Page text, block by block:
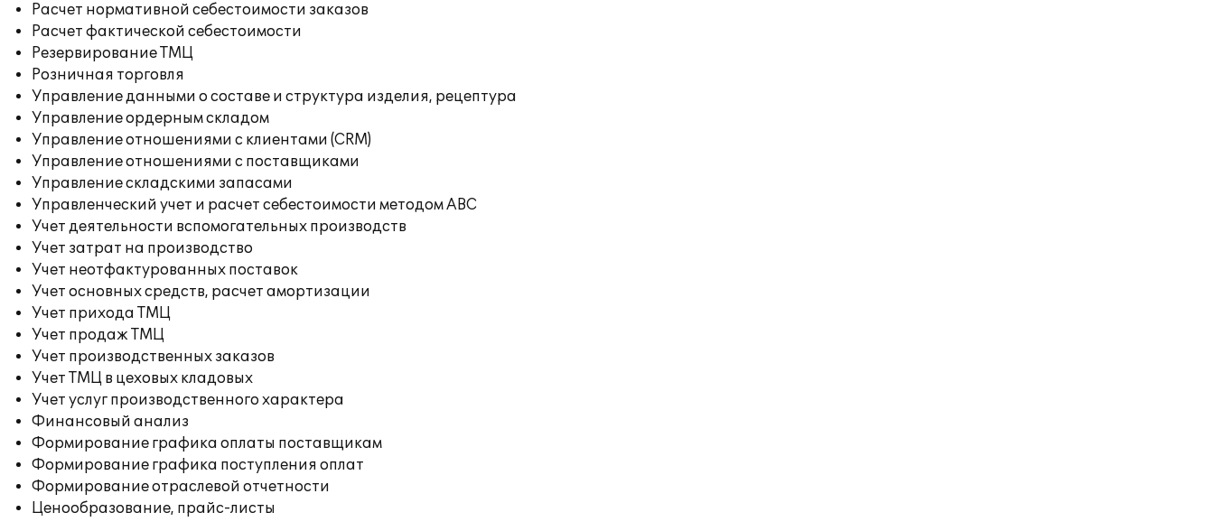
Расчет нормативной себестоимости заказов
Расчет фактической себестоимости
Резервирование ТМЦ
Розничная торговля
Управление данными о составе и структура изделия, рецептура
Управление ордерным складом
Управление отношениями с клиентами (CRM)
Управление отношениями с поставщиками
Управление складскими запасами
Управленческий учет и расчет себестоимости методом ABC
Учет деятельности вспомогательных производств
Учет затрат на производство
Учет неотфактурованных поставок
Учет основных средств, расчет амортизации
Учет прихода ТМЦ
Учет продаж ТМЦ
Учет производственных заказов
Учет ТМЦ в цеховых кладовых
Учет услуг производственного характера
Финансовый анализ
Формирование графика оплаты поставщикам
Формирование графика поступления оплат
Формирование отраслевой отчетности
Ценообразование, прайс-листы